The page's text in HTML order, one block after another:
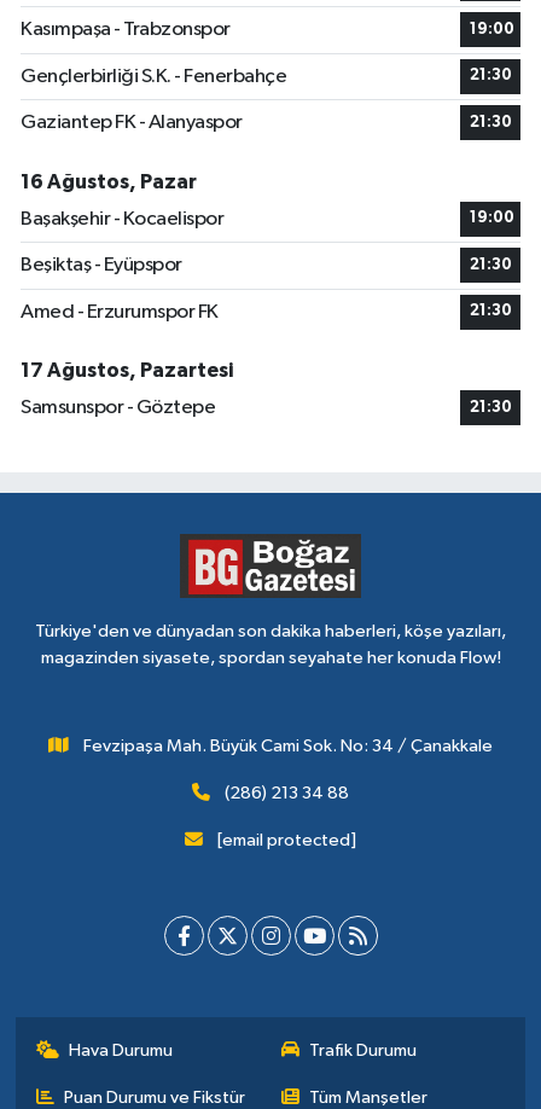
Kasımpaşa - Trabzonspor 19:00
Gençlerbirliği S.K. - Fenerbahçe 21:30
Gaziantep FK - Alanyaspor 21:30
16 Ağustos, Pazar
Başakşehir - Kocaelispor
19:00
Beşiktaş - Eyüpspor 21:30
Amed - Erzurumspor FK 21:30
17 Ağustos, Pazartesi
Samsunspor - Göztepe
21:30
Türkiye'den ve dünyadan son dakika haberleri, köşe yazıları,
magazinden siyasete, spordan seyahate her konuda Flow!
Fevzipaşa Mah. Büyük Cami Sok. No: 34 / Çanakkale
(286) 213 34 88
[email protected]
Hava Durumu Trafik Durumu
Puan Durumu ve Fikstür Tüm Manşetler